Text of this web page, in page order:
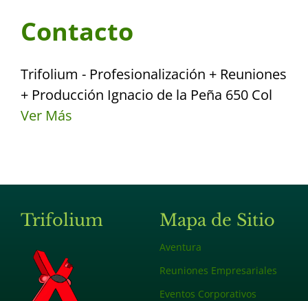
Contacto
Trifolium - Profesionalización + Reuniones
+ Producción Ignacio de la Peña 650 Col
Ver Más
Trifolium Mapa de Sitio
Aventura
Reuniones Empresariales
Eventos Corporativos